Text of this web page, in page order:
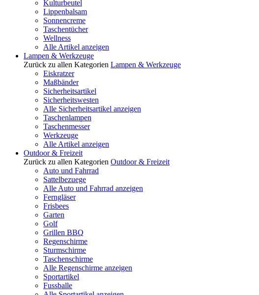
Kulturbeutel
Lippenbalsam
Sonnencreme
Taschentücher
Wellness
Alle Artikel anzeigen
Lampen & Werkzeuge
Zurück zu allen Kategorien Lampen & Werkzeuge
Eiskratzer
Maßbänder
Sicherheitsartikel
Sicherheitswesten
Alle Sicherheitsartikel anzeigen
Taschenlampen
Taschenmesser
Werkzeuge
Alle Artikel anzeigen
Outdoor & Freizeit
Zurück zu allen Kategorien Outdoor & Freizeit
Auto und Fahrrad
Sattelbezuege
Alle Auto und Fahrrad anzeigen
Ferngläser
Frisbees
Garten
Golf
Grillen BBQ
Regenschirme
Sturmschirme
Taschenschirme
Alle Regenschirme anzeigen
Sportartikel
Fussballe